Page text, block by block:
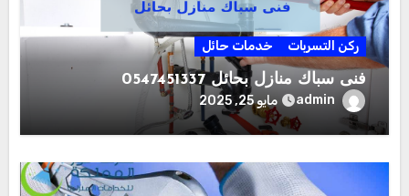
ركن التسربات خدمات حائل
فنى سباك منازل بحائل 0547451337
admin مايو 25, 2025